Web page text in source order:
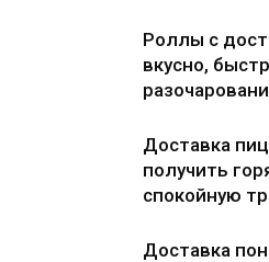
Роллы с
вкусно,
Доставка
получить
спокойную
Доставка